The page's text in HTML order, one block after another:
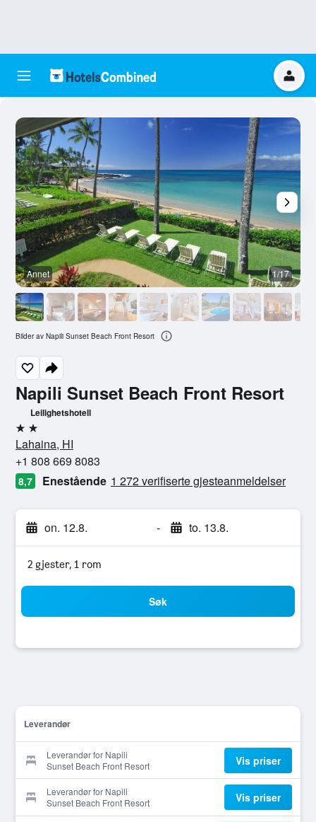
Napili Sunset Beach Front Resort
Leilighetshotell
2 stjerner
Lahaina, HI
+1 808 669 8083
8,7 Enestående 1 272 verifiserte gjesteanmeldelser
on. 12.8. - to. 13.8.
2 gjester, 1 rom
Søk
Leverandør
Leverandør for Napili
Sunset Beach Front Resort
Vis priser
Leverandør for Napili
Sunset Beach Front Resort
Vis priser
Annet 1/17
Bilder av Napili Sunset Beach Front Resort